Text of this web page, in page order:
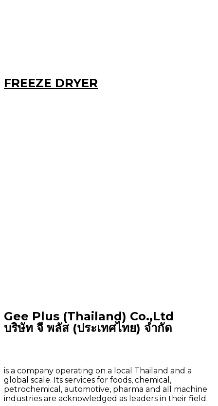
FREEZE DRYER
Gee Plus (Thailand) Co.,Ltd
บริษัท จี พลัส (ประเทศไทย) จำกัด
is a company operating on a local Thailand and a
global scale. Its services for foods, chemical,
petrochemical, automotive, pharma and all machine
industries are acknowledged as leaders in their field.